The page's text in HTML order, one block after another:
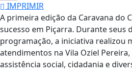
IMPRIMIR
A primeira edição da Caravana do
sucesso em Piçarra. Durante seus
programação, a iniciativa realizou
atendimentos na Vila Oziel
assistência social, cidadania e